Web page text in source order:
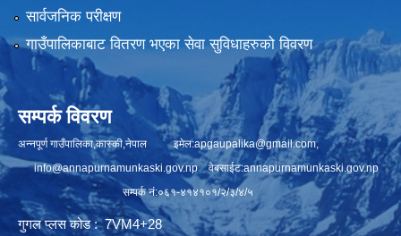
सार्वजनिक परीक्षण
गाउँपालिकाबाट वितरण भएका सेवा सुविधाहरुको विवरण
सम्पर्क विवरण
अन्नपूर्ण गाउँपालिका,कास्की,नेपाल इमेल:apgaupalika@gmail.com,
info@annapurnamunkaski.gov.npवेबसाईट:annapurnamunkaski.gov.np
सम्पर्क नं:०६१-४१४१०१/२/३/४/५
गुगल प्लस कोड : 7VM4+28